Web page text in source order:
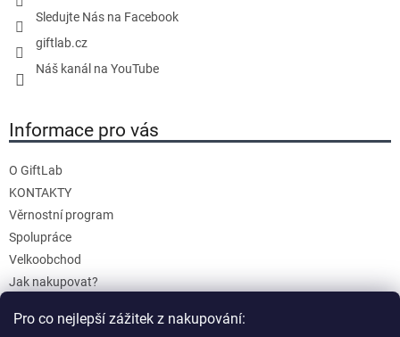
Pro co nejlepší zážitek z nakupování:
Sledujte Nás na Facebook
giftlab.cz
Náš kanál na YouTube
Informace pro vás
O GiftLab
KONTAKTY
Věrnostní program
Spolupráce
Velkoobchod
Jak nakupovat?
Reklamace a Vrácení